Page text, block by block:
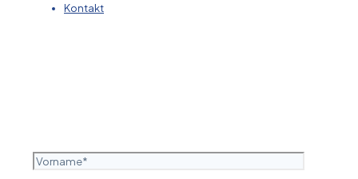
Kontakt